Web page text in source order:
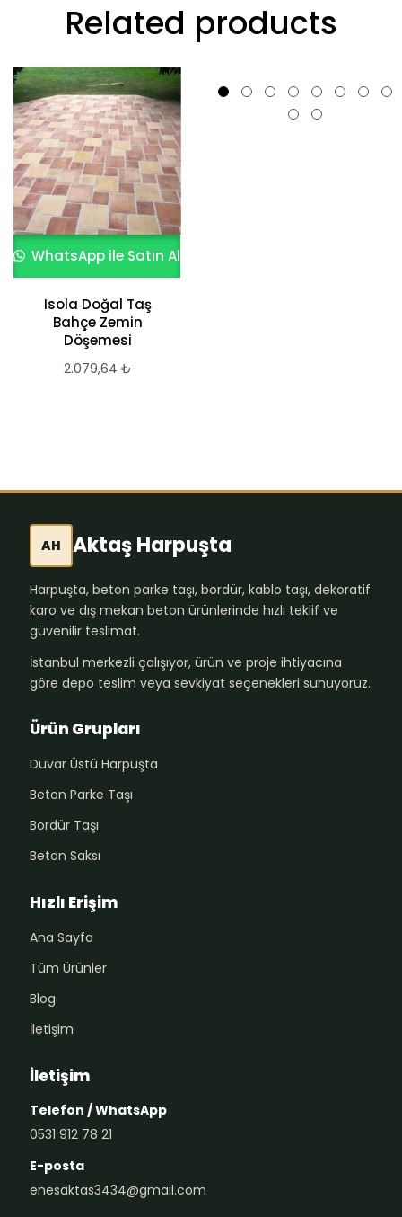
Related products
WhatsApp ile Satın Al
Isola Doğal Taş
Bahçe Zemin
Döşemesi
2.079,64 ₺
AH Aktaş Harpuşta
Harpuşta, beton parke taşı, bordür, kablo taşı, dekoratif
karo ve dış mekan beton ürünlerinde hızlı teklif ve
güvenilir teslimat.
İstanbul merkezli çalışıyor, ürün ve proje ihtiyacına
göre depo teslim veya sevkiyat seçenekleri sunuyoruz.
Ürün Grupları
Duvar Üstü Harpuşta
Beton Parke Taşı
Bordür Taşı
Beton Saksı
Hızlı Erişim
Ana Sayfa
Tüm Ürünler
Blog
İletişim
İletişim
Telefon / WhatsApp
0531 912 78 21
E-posta
enesaktas3434@gmail.com